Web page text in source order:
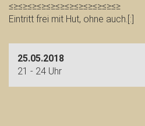
≤≥≤≥≤≥≤≥≤≥≤≥≤≥≤≥≤≥≤≥≤≥≤≥
Eintritt frei mit Hut, ohne auch.[:]
25.05.2018
21 - 24 Uhr